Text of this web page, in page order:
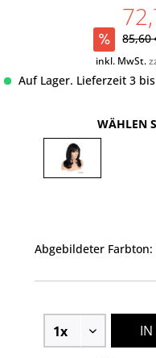
85,60
inkl. MwSt.
Auf Lager. Lieferzeit 3
WÄHLEN
Abgebildeter
IN